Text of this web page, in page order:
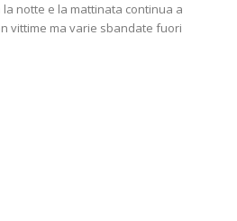
notte e la mattinata continua a
vittime ma varie sbandate fuori